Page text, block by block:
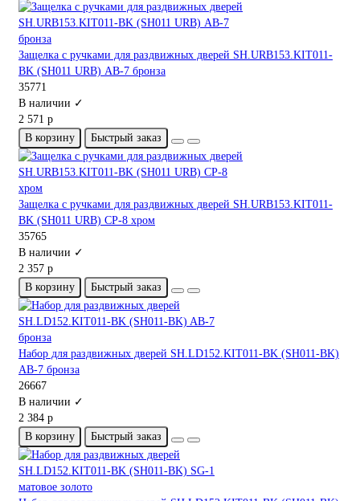
Защелка с ручками для раздвижных дверей SH.URB153.KIT011-
BK (SH011 URB) АВ-7 бронза
35771
В наличии ✓
2 571 р
В корзину
Быстрый заказ
Защелка с ручками для раздвижных дверей SH.URB153.KIT011-
BK (SH011 URB) СP-8 хром
35765
В наличии ✓
2 357 р
В корзину
Быстрый заказ
Набор для раздвижных дверей SH.LD152.KIT011-BK (SH011-BK)
AB-7 бронза
26667
В наличии ✓
2 384 р
В корзину
Быстрый заказ